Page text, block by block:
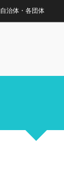
自治体・各団体